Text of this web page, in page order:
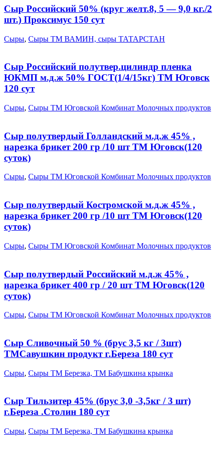
Сыр Российский 50% (круг желт.8, 5 — 9,0 кг./2
шт.) Проксимус 150 сут
Сыры, Сыры ТМ ВАМИН, сыры ТАТАРСТАН
Сыр Российский полутвер.цилиндр пленка
ЮКМП м.д.ж 50% ГОСТ(1/4/15кг) ТМ Юговск
120 cут
Сыры, Сыры ТМ Юговской Комбинат Молочных продуктов
Сыр полутвердый Голландский м.д.ж 45% ,
нарезка брикет 200 гр /10 шт ТМ Юговск(120
суток)
Сыры, Сыры ТМ Юговской Комбинат Молочных продуктов
Сыр полутвердый Костромской м.д.ж 45% ,
нарезка брикет 200 гр /10 шт ТМ Юговск(120
суток)
Сыры, Сыры ТМ Юговской Комбинат Молочных продуктов
Сыр полутвердый Российский м.д.ж 45% ,
нарезка брикет 400 гр / 20 шт ТМ Юговск(120
суток)
Сыры, Сыры ТМ Юговской Комбинат Молочных продуктов
Сыр Сливочный 50 % (брус 3,5 кг / 3шт)
ТМСавушкин продукт г.Береза 180 сут
Сыры, Сыры ТМ Березка, ТМ Бабушкина крынка
Сыр Тильзитер 45% (брус 3,0 -3,5кг / 3 шт)
г.Береза .Столин 180 сут
Сыры, Сыры ТМ Березка, ТМ Бабушкина крынка